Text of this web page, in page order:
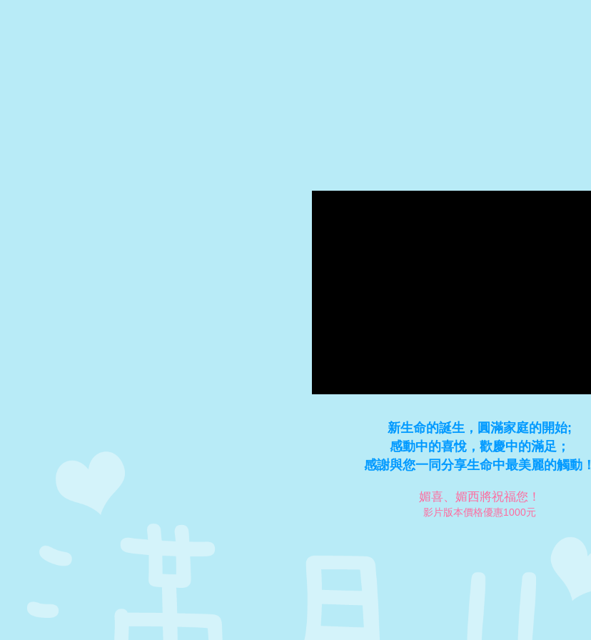
新生命的誕生，圓滿家庭的開始;
感動中的喜悅，歡慶中的滿足；
感謝與您一同分享生命中最美麗的觸動！
媚喜、媚西將祝福您！
影片版本價格優惠1000元